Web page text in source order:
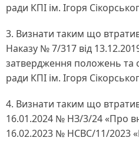
ради КПІ ім. Ігоря
3. Визнати таким що
Наказу № 7/317 від
затвердження положень та
ради КПІ ім. Ігоря
4. Визнати таким що
16.01.2024 № НЗ/3/24 «Про
16.02.2023 № НСВС/11/2023